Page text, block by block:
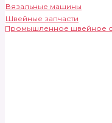
Вязальные машины
Швейные запчасти
Промышленное швейное